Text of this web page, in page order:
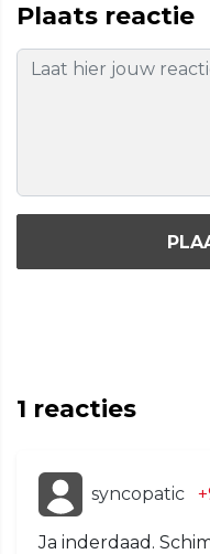
Plaats reactie
1 reacties
syncopatic
Ja inderdaad.